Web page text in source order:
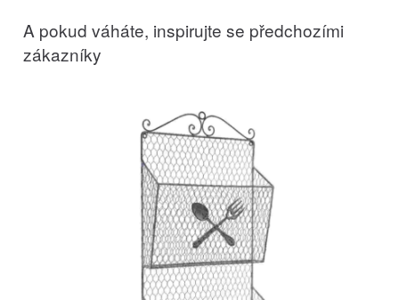
A pokud váháte, inspirujte se předchozími
zákazníky